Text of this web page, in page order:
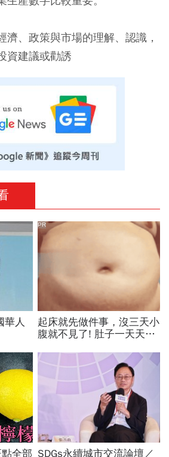
濟、政策與市場的理解、認識，
資建議或勸誘
華人
起床就先做件事，沒三天小
腹就不見了! 肚子一天天變
PR
全部 SDGs永續城市交流論壇／